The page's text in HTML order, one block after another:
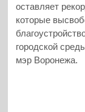
оставляет
которые
городской
мэр Воронежа.